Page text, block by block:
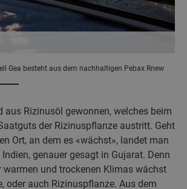
Gea besteht aus dem nachhaltigen Pebax Rnew
aus Rizinusöl gewonnen, welches beim
der Rizinuspflanze austritt. Geht
Ort, an dem es «wächst», landet man
genauer gesagt in Gujarat. Denn
warmen und trockenen Klimas wächst
oder auch Rizinuspflanze. Aus dem